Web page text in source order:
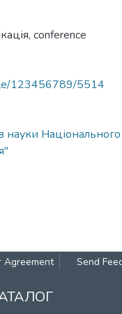
, conference
123456789/5514
Національного
Agreement Send